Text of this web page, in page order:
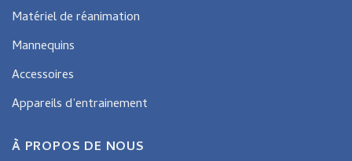
Matériel de réanimation
Mannequins
Accessoires
Appareils d’entrainement
À PROPOS DE NOUS